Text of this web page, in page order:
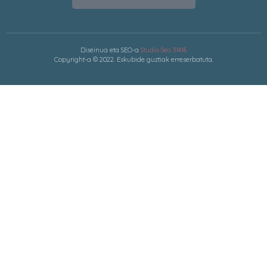
Diseinua eta SEO-aStudio Seo 31416
Copyright-a © 2022. Eskubide guztiak erreserbatuta.